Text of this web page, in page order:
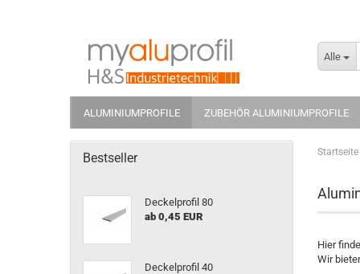
Alle
ALUMINIUMPROFILE ZUBEHÖR ALUMINIUMPROFILE
Startseite
Hier
Wir
Bestseller
Deckelprofil 80
ab 0,45 EUR
Deckelprofil 40